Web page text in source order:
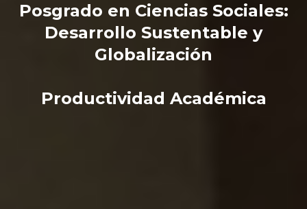
Posgrado en Ciencias Sociales:
Desarrollo Sustentable y
Globalización
Productividad Académica